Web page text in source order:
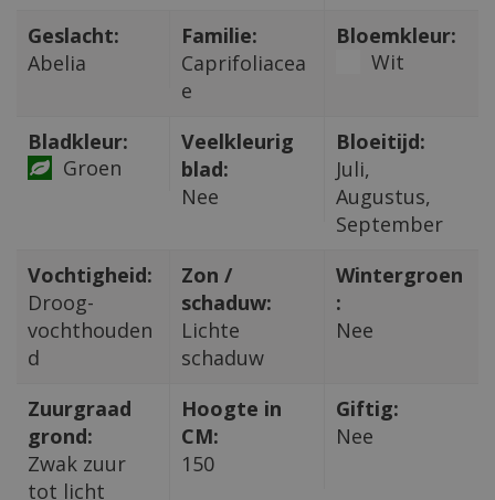
Geslacht:
Abelia
Familie:
Caprifoliacea
e
Bloemkleur:
Wit
Bladkleur:
Groen
Veelkleurig
blad:
Nee
Bloeitijd:
Juli,
Augustus,
September
Vochtigheid:
Droog-
vochthouden
d
Zon /
schaduw:
Lichte
schaduw
Wintergroen
:
Nee
Zuurgraad
grond:
Zwak zuur
tot licht
Hoogte in
CM:
150
Giftig:
Nee